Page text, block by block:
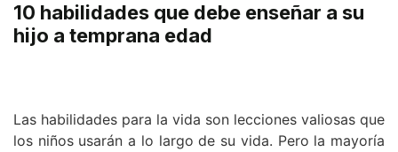
10 habilidades que debe enseñar a su
hijo a temprana edad
Las habilidades para la vida son lecciones valiosas que
los niños usarán a lo largo de su vida. Pero la mayoría